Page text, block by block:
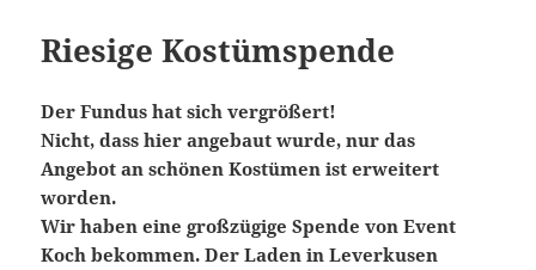
Riesige Kostümspende
Der Fundus hat sich vergrößert!
Nicht, dass hier angebaut wurde, nur das
Angebot an schönen Kostümen ist erweitert
worden.
Wir haben eine großzügige Spende von Event
Koch bekommen. Der Laden in Leverkusen